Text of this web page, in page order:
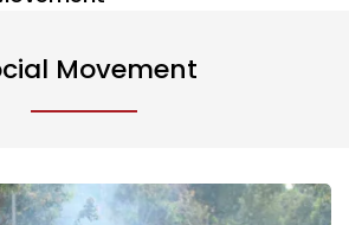
Movement